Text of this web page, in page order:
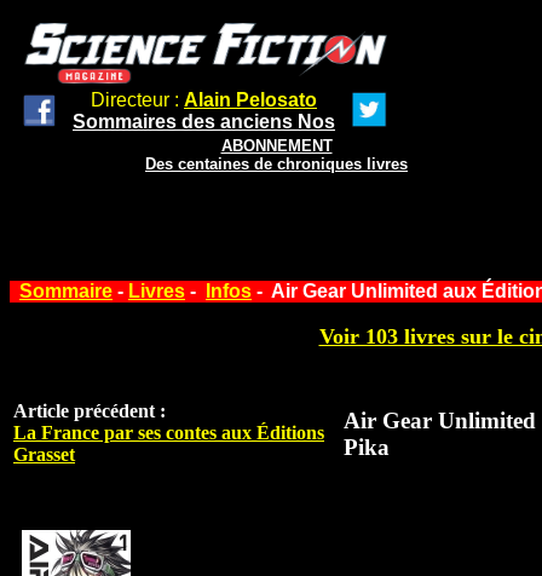
Directeur : Alain Pelosato
Sommaires des anciens Nos
ABONNEMENT
Des centaines de chroniques livres
Sommaire - Livres - Infos - Air Gear Unlimited aux
Voir 103 livres sur le
Article précédent :
La France par ses contes aux Éditions
Grasset
Air Gear Unlimited
Pika